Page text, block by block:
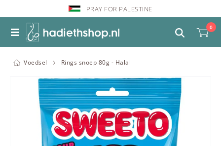
PRAY FOR PALESTINE
0
Voedsel Rings snoep 80g - Halal